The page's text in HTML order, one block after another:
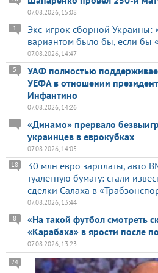
07.08.2026, 15:08
Экс-игрок сборной Украины:
вариантом было бы, если бы
1
07.08.2026, 14:47
УАФ полностью
УЕФА в отношении
Инфантино
5
07.08.2026, 14:26
«Динамо» прервало
украинцев в еврокубках
07.08.2026, 14:05
30 млн евро зарплаты, авто
туалетную бумагу: стали
сделки Салаха в
18
07.08.2026, 13:44
«На такой футбол смотреть
«Карабаха» в ярости после
8
07.08.2026, 13:23
24